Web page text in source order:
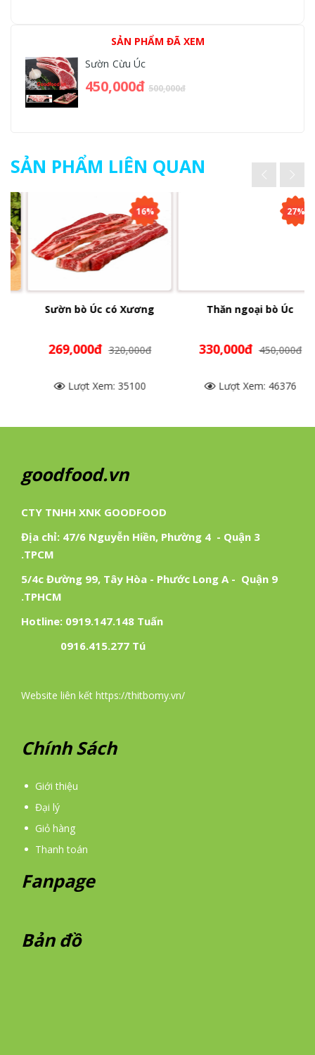
SẢN PHẨM ĐÃ XEM
Sườn Cừu Úc
450,000đ 500,000đ
SẢN PHẨM LIÊN QUAN
16%
Sườn bò Úc có Xương
269,000đ 320,000đ
Lượt Xem: 35100
27%
Thăn ngoại bò Úc
330,000đ 450,000đ
Lượt Xem: 46376
goodfood.vn
CTY TNHH XNK GOODFOOD
Địa chỉ: 47/6 Nguyễn Hiền, Phường 4 - Quận 3
.TPCM
5/4c Đường 99, Tây Hòa - Phước Long A - Quận 9
.TPHCM
Hotline: 0919.147.148 Tuấn
0916.415.277 Tú
Website liên kết https://thitbomy.vn/
Chính Sách
Giới thiệu
Đại lý
Giỏ hàng
Thanh toán
Fanpage
Bản đồ